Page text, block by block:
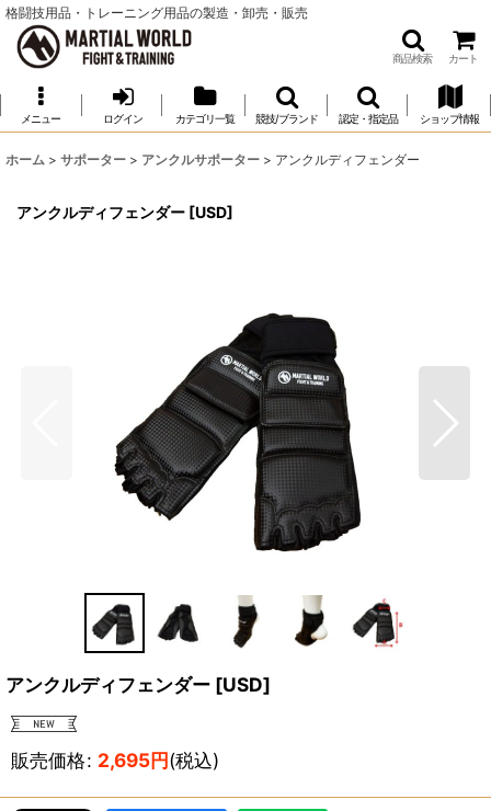
格闘技用品・トレーニング用品の製造・卸売・販売
商品検索 カート
メニュー ログイン カテゴリ一覧 競技/ブランド 認定・指定品 ショップ情報
ホーム > サポーター > アンクルサポーター > アンクルディフェンダー
アンクルディフェンダー [USD]
アンクルディフェンダー [USD]
販売価格: 2,695円(税込)